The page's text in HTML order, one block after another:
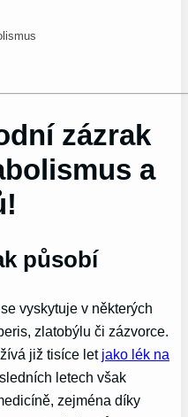
zázrak
a
působí
vyskytuje v některých
zlatobýlu či zázvorce.
již tisíce let jako lék na
letech však
zejména díky